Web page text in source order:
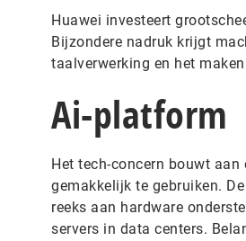
Huawei investeert
Bijzondere nadruk krijgt
taalverwerking en het
Ai-platform
Het tech-concern bouwt
gemakkelijk te gebruiken.
reeks aan hardware
servers in data centers.